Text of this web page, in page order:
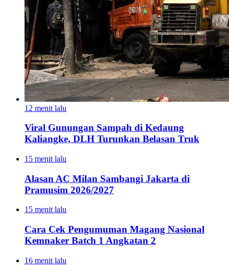
12 menit lalu
Viral Gunungan Sampah di Kedaung
Kaliangke, DLH Turunkan Belasan Truk
15 menit lalu
Alasan AC Milan Sambangi Jakarta di
Pramusim 2026/2027
15 menit lalu
Cara Cek Pengumuman Magang Nasional
Kemnaker Batch 1 Angkatan 2
16 menit lalu